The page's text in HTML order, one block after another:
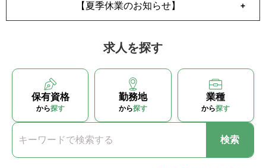
非公開求人とは？
サービス紹介
転職お役立ち情報
業界情報
【夏季休業のお知らせ】
求人を探す
保有資格
から探す
勤務地
から探す
業種
から探す
キーワードで検索する 検索